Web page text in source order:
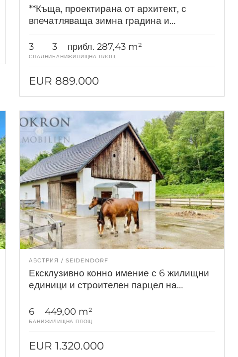
**Къща, проектирана от архитект, с
впечатляваща зимна градина и
паркоподобен терен**
3
СПАЛНИ
3
БАНИ
прибл. 287,43 m²
ЖИЛИЩНА ПЛОЩ
EUR 889.000
АВСТРИЯ SEIDENDORF
Ексклузивно конно имение с 6 жилищни
единици и строителен парцел на
фантастично място близо до езерото
Клопайн
6
БАНИ
449,00 m²
ЖИЛИЩНА ПЛОЩ
EUR 1.320.000